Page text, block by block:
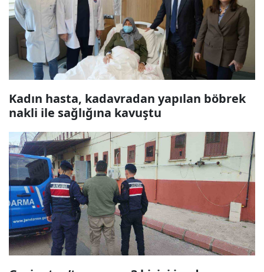
Kadın hasta, kadavradan yapılan böbrek
nakli ile sağlığına kavuştu